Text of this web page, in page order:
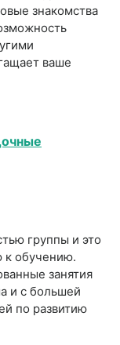
знакомства
ваше
группы и это
к обучению.
занятия
и с большей
по развитию